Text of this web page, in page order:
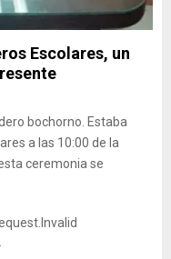
Escolares, un
bochorno. Estaba
a las 10:00 de la
ceremonia se
Invalid